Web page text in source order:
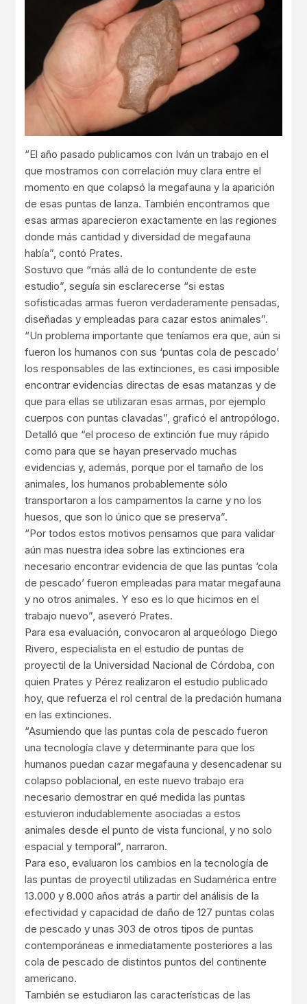
“El año pasado publicamos con Iván un trabajo en el
que mostramos con correlación muy clara entre el
momento en que colapsó la megafauna y la aparición
de esas puntas de lanza. También encontramos que
esas armas aparecieron exactamente en las regiones
donde más cantidad y diversidad de megafauna
había”, contó Prates.
Sostuvo que “más allá de lo contundente de este
estudio”, seguía sin esclarecerse “si estas
sofisticadas armas fueron verdaderamente pensadas,
diseñadas y empleadas para cazar estos animales”.
“Un problema importante que teníamos era que, aún si
fueron los humanos con sus ‘puntas cola de pescado’
los responsables de las extinciones, es casi imposible
encontrar evidencias directas de esas matanzas y de
que para ellas se utilizaran esas armas, por ejemplo
cuerpos con puntas clavadas”, graficó el antropólogo.
Detalló que “el proceso de extinción fue muy rápido
como para que se hayan preservado muchas
evidencias y, además, porque por el tamaño de los
animales, los humanos probablemente sólo
transportaron a los campamentos la carne y no los
huesos, que son lo único que se preserva”.
“Por todos estos motivos pensamos que para validar
aún mas nuestra idea sobre las extinciones era
necesario encontrar evidencia de que las puntas ‘cola
de pescado’ fueron empleadas para matar megafauna
y no otros animales. Y eso es lo que hicimos en el
trabajo nuevo”, aseveró Prates.
Para esa evaluación, convocaron al arqueólogo Diego
Rivero, especialista en el estudio de puntas de
proyectil de la Universidad Nacional de Córdoba, con
quien Prates y Pérez realizaron el estudio publicado
hoy, que refuerza el rol central de la predación humana
en las extinciones.
“Asumiendo que las puntas cola de pescado fueron
una tecnología clave y determinante para que los
humanos puedan cazar megafauna y desencadenar su
colapso poblacional, en este nuevo trabajo era
necesario demostrar en qué medida las puntas
estuvieron indudablemente asociadas a estos
animales desde el punto de vista funcional, y no solo
espacial y temporal”, narraron.
Para eso, evaluaron los cambios en la tecnología de
las puntas de proyectil utilizadas en Sudamérica entre
13.000 y 8.000 años atrás a partir del análisis de la
efectividad y capacidad de daño de 127 puntas colas
de pescado y unas 303 de otros tipos de puntas
contemporáneas e inmediatamente posteriores a las
cola de pescado de distintos puntos del continente
americano.
También se estudiaron las características de las